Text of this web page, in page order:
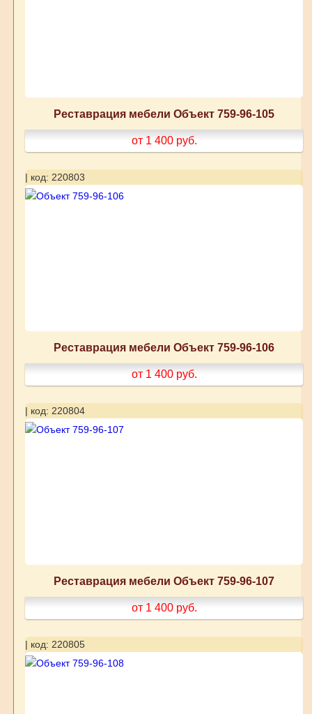
Реставрация мебели Объект 759-96-105
от 1 400 руб.
| код: 220803
Реставрация мебели Объект 759-96-106
от 1 400 руб.
| код: 220804
Реставрация мебели Объект 759-96-107
от 1 400 руб.
| код: 220805